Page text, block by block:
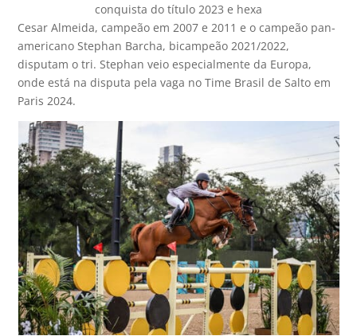
conquista do título 2023 e hexa
Cesar Almeida, campeão em 2007 e 2011 e o campeão pan-
americano Stephan Barcha, bicampeão 2021/2022,
disputam o tri. Stephan veio especialmente da Europa,
onde está na disputa pela vaga no Time Brasil de Salto em
Paris 2024.